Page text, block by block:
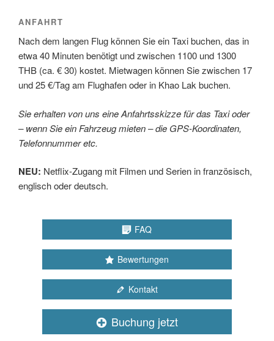
ANFAHRT
Nach dem langen Flug können Sie ein Taxi buchen, das in
etwa 40 Minuten benötigt und zwischen 1100 und 1300
THB (ca. € 30) kostet. Mietwagen können Sie zwischen 17
und 25 €/Tag am Flughafen oder in Khao Lak buchen.
Sie erhalten von uns eine Anfahrtsskizze für das Taxi oder
– wenn Sie ein Fahrzeug mieten – die GPS-Koordinaten,
Telefonnummer etc.
NEU: Netflix-Zugang mit Filmen und Serien in französisch,
englisch oder deutsch.
FAQ
Bewertungen
Kontakt
Buchung jetzt